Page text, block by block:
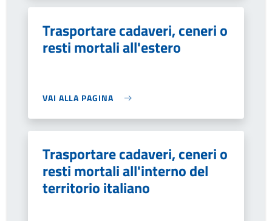
Trasportare cadaveri, ceneri o
resti mortali all'estero
VAI ALLA PAGINA
Trasportare cadaveri, ceneri o
resti mortali all'interno del
territorio italiano